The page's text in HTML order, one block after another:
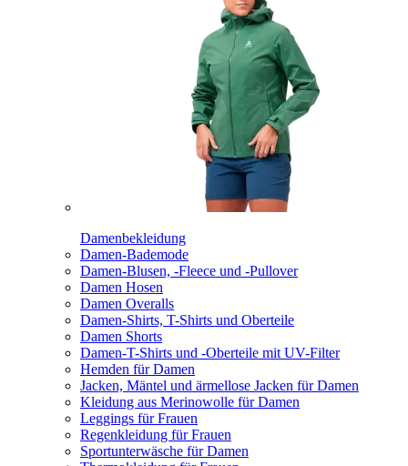
Damenbekleidung
Damen-Bademode
Damen-Blusen, -Fleece und -Pullover
Damen Hosen
Damen Overalls
Damen-Shirts, T-Shirts und Oberteile
Damen Shorts
Damen-T-Shirts und -Oberteile mit UV-Filter
Hemden für Damen
Jacken, Mäntel und ärmellose Jacken für Damen
Kleidung aus Merinowolle für Damen
Leggings für Frauen
Regenkleidung für Frauen
Sportunterwäsche für Damen